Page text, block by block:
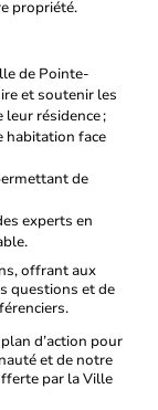
propriété.
de Pointe-
et soutenir les
résidence ;
habitation face
de
experts en
offrant aux
questions et de
d’action pour
et de notre
par la Ville